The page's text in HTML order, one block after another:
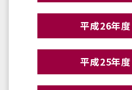
平成26年度
平成25年度